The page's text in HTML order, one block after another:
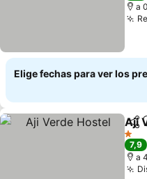
a
Elige fechas para ver los
Aji
1
7,9
a